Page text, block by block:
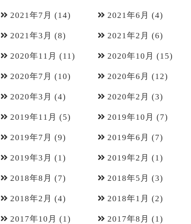
2021年7月 (14) 2021年6月 (4)
2021年3月 (8) 2021年2月 (6)
2020年11月 (11) 2020年10月 (15)
2020年7月 (10) 2020年6月 (12)
2020年3月 (4) 2020年2月 (3)
2019年11月 (5) 2019年10月 (7)
2019年7月 (9) 2019年6月 (7)
2019年3月 (1) 2019年2月 (1)
2018年8月 (7) 2018年5月 (3)
2018年2月 (4) 2018年1月 (2)
2017年10月 (1) 2017年8月 (1)